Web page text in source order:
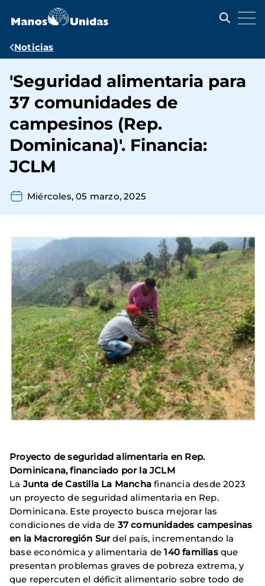
contenido
Ruta
navegación
Noticias
'Seguridad alimentaria para
37 comunidades de
campesinos (Rep.
Dominicana)'. Financia:
JCLM
Miércoles, 05 marzo, 2025
Proyecto de seguridad alimentaria en Rep.
Dominicana, financiado por la JCLM
La Junta de Castilla La Mancha financia desde 2023
un proyecto de seguridad alimentaria en Rep.
Dominicana. Este proyecto busca mejorar las
condiciones de vida de 37 comunidades campesinas
en la Macroregión Surdel país, incrementando la
base económica y alimentaria de140 familiasque
presentan problemas graves de pobreza extrema, y
que repercuten el déficit alimentario sobre todo de